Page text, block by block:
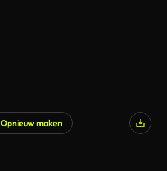
Opnieuw maken